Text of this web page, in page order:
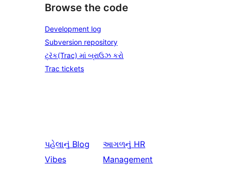
Browse the code
Development log
Subversion repository
ટ્રૅક(Trac) માં બ્રાઉઝ કરો
Trac tickets
પહેલાનું Blog
Vibes
આગળનું HR
Management